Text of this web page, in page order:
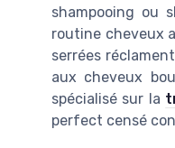
shampooing ou
routine cheveux
serrées
aux cheveux
spécialisé sur la
perfect censé